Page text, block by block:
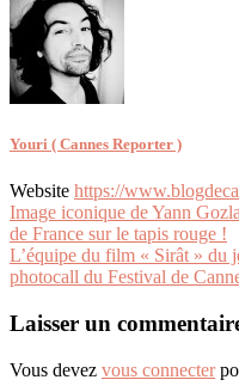
Youri ( Cannes Reporter )
Website https://
Navigation
de
l’article
Image iconique de Yann
de France sur le tapis rouge !
L’équipe du film « Sirât » du
photocall du Festival de
Laisser un
Vous devez vous connecter